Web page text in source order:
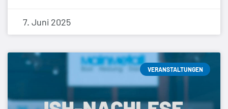
7. Juni 2025
VERANSTALTUNGEN